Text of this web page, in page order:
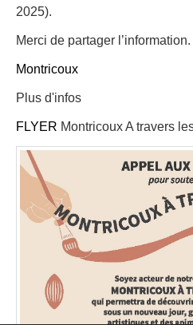
2025).
Merci de partager l’information.
Montricoux
Plus d'infos
FLYER Montricoux A travers